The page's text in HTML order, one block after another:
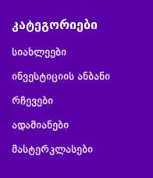
კატეგორიები
სიახლეები
ინვესტიციის ანბანი
რჩევები
ადამიანები
მასტერკლასები